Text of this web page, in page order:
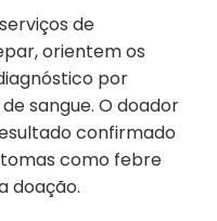
de
orientem os
por
sangue. O doador
confirmado
como febre
doação.